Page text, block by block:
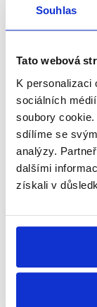
Souhlas
Tato webová
K personalizaci
sociálních
soubory
sdílíme se
analýzy.
dalšími
získali v
Sociální
Nenechte
z
příspěvků